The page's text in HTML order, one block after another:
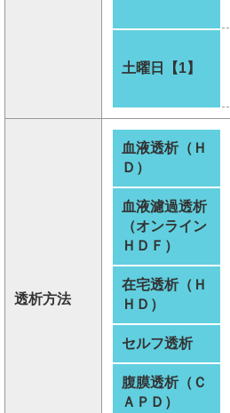
土曜日【1】
透析方法
血液透析（Ｈ
Ｄ）
血液濾過透析
（オンライン
ＨＤＦ）
在宅透析（Ｈ
ＨＤ）
セルフ透析
腹膜透析（Ｃ
ＡＰＤ）